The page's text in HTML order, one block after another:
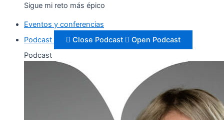
Sigue mi reto más épico
Eventos y conferencias
Podcast
Close Podcast
Open Podcast
Podcast